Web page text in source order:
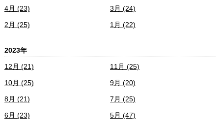
4月 (23) 3月 (24)
2月 (25) 1月 (22)
2023年
12月 (21) 11月 (25)
10月 (25) 9月 (20)
8月 (21) 7月 (25)
6月 (23) 5月 (47)